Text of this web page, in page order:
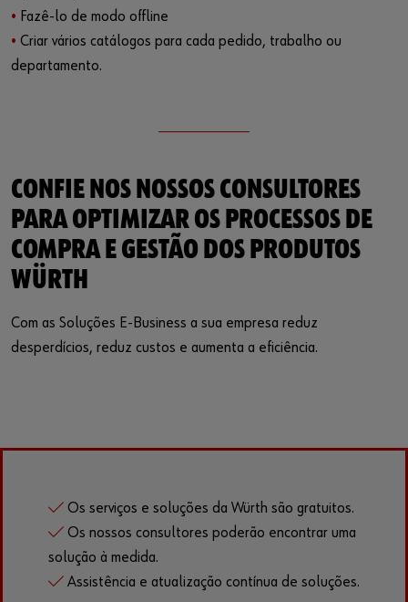
• Fazê-lo de modo offline
• Criar vários catálogos para cada pedido, trabalho ou
departamento.
CONFIE NOS NOSSOS CONSULTORES
PARA OPTIMIZAR OS PROCESSOS DE
COMPRA E GESTÃO DOS PRODUTOS
WÜRTH
Com as Soluções E-Business a sua empresa reduz
desperdícios, reduz custos e aumenta a eficiência.
Os serviços e soluções da Würth são gratuitos.
Os nossos consultores poderão encontrar uma
solução à medida.
Assistência e atualização contínua de soluções.